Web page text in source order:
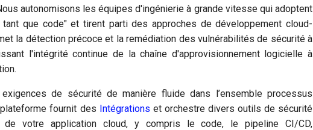
autonomisons les équipes d'ingénierie à grande vitesse qui adoptent
que code" et tirent parti des approches de développement cloud-
la détection précoce et la remédiation des vulnérabilités de sécurité à
l'intégrité continue de la chaîne d'approvisionnement logicielle à
de sécurité de manière fluide dans l’ensemble processus
fournit des Intégrations et orchestre divers outils de sécurité
votre application cloud, y compris le code, le pipeline CI/CD,